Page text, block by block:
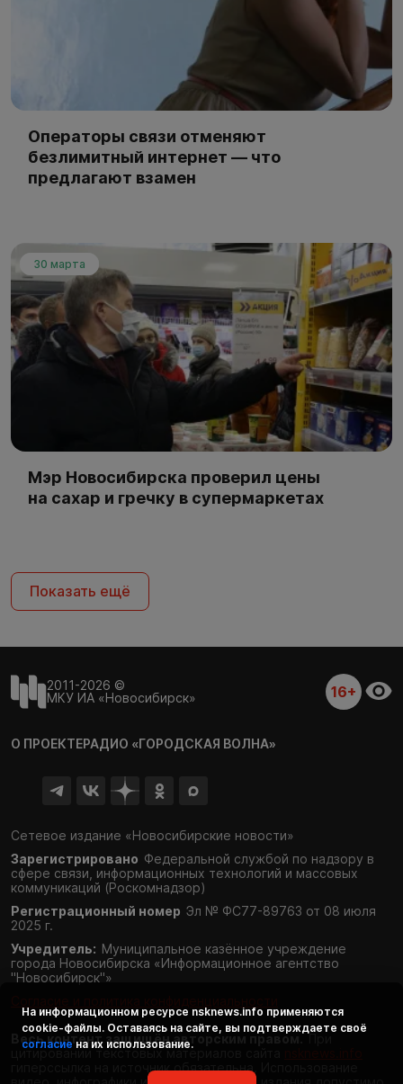
Операторы связи отменяют
безлимитный интернет — что
предлагают взамен
30 марта
Мэр Новосибирска проверил цены
на сахар и гречку в супермаркетах
Показать ещё
2011-2026 ©
МКУ ИА «Новосибирск»
16+
О ПРОЕКТЕРАДИО «ГОРОДСКАЯ ВОЛНА»
Сетевое издание «Новосибирские новости»
Зарегистрировано Федеральной службой по надзору в
сфере связи, информационных технологий и массовых
коммуникаций (Роскомнадзор)
Регистрационный номер Эл № ФС77-89763 от 08 июля
2025 г.
Учредитель: Муниципальное казённое учреждение
города Новосибирска «Информационное агентство
"Новосибирск"»
Весь контент защищён авторским правом. При
цитировании текстовых материалов сайта
гиперссылка на источник обязательна. Использование
На информационном ресурсе nsknews.info применяются
cookie-файлы. Оставаясь на сайте, вы подтверждаете своё
согласие на их использование.